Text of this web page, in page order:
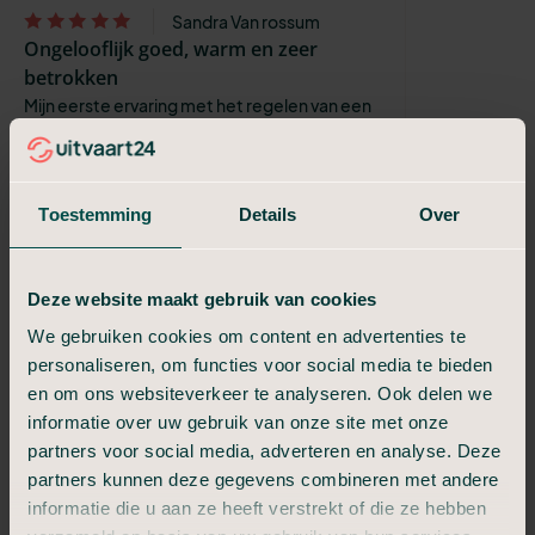
Toestemming Details Over
Deze website maakt gebruik van cookies
We gebruiken cookies om content en advertenties te
personaliseren, om functies voor social media te bieden
en om ons websiteverkeer te analyseren. Ook delen we
informatie over uw gebruik van onze site met onze
partners voor social media, adverteren en analyse. Deze
partners kunnen deze gegevens combineren met andere
informatie die u aan ze heeft verstrekt of die ze hebben
Sandra Van rossum
Ongelooflijk goed, warm en zeer
betrokken
Mijn eerste ervaring met het regelen van een
uitvaart en alles wat erbij komt kijken. Ik keek
er zeer tegenop en was er nog niet aan toe.
10
D.
Voelde als warm, begripvol en een
luisterend oor.
Vanaf begin tot en met einde van de
verzorging uitvaart was het perfect geregeld.
Romy Sijffers
Fijn bedrijf, duidelijk en overzichtelijk